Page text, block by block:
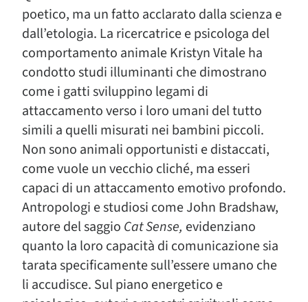
poetico, ma un fatto acclarato dalla scienza e
dall’etologia. La ricercatrice e psicologa del
comportamento animale Kristyn Vitale ha
condotto studi illuminanti che dimostrano
come i gatti sviluppino legami di
attaccamento verso i loro umani del tutto
simili a quelli misurati nei bambini piccoli.
Non sono animali opportunisti e distaccati,
come vuole un vecchio cliché, ma esseri
capaci di un attaccamento emotivo profondo.
Antropologi e studiosi come John Bradshaw,
autore del saggio Cat Sense, evidenziano
quanto la loro capacità di comunicazione sia
tarata specificamente sull’essere umano che
li accudisce. Sul piano energetico e